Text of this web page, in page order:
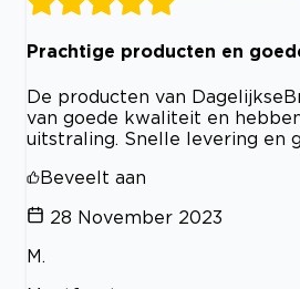
Prachtige producten en
De producten van
van goede kwaliteit en
uitstraling. Snelle levering en
Beveelt aan
28 November 2023
M.